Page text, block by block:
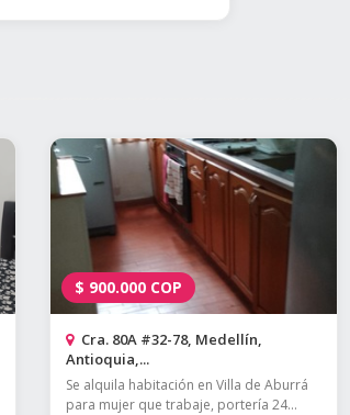
$ 900.000 COP
Cra. 80A #32-78, Medellín,
Antioquia,...
Se alquila habitación en Villa de Aburrá
para mujer que trabaje, portería 24...